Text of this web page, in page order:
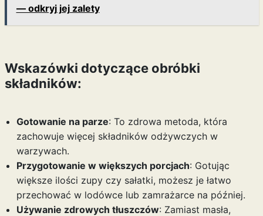
— odkryj jej zalety
Wskazówki dotyczące obróbki
składników:
Gotowanie na parze: To zdrowa metoda, która
zachowuje więcej składników odżywczych w
warzywach.
Przygotowanie w większych porcjach: Gotując
większe ilości zupy czy sałatki, możesz je łatwo
przechować w lodówce lub zamrażarce na później.
Używanie zdrowych tłuszczów: Zamiast masła,